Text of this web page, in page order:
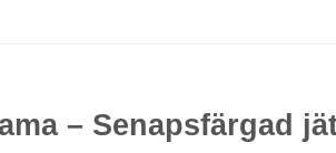
– Senapsfärgad